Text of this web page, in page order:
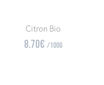
Citron Bio
8.70€ /100g